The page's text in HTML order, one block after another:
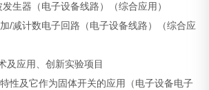
生器（电子设备线路）（综合应用）
/减计数电子回路（电子设备线路）（综合应
及应用、创新实验项目
性及它作为固体开关的应用（电子设备电子